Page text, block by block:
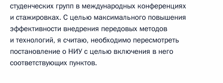
студенческих групп в международных конференциях
и стажировках. С целью максимального повышения
эффективности внедрения передовых методов
и технологий, я считаю, необходимо пересмотреть
постановление о НИУ с целью включения в него
соответствующих пунктов.